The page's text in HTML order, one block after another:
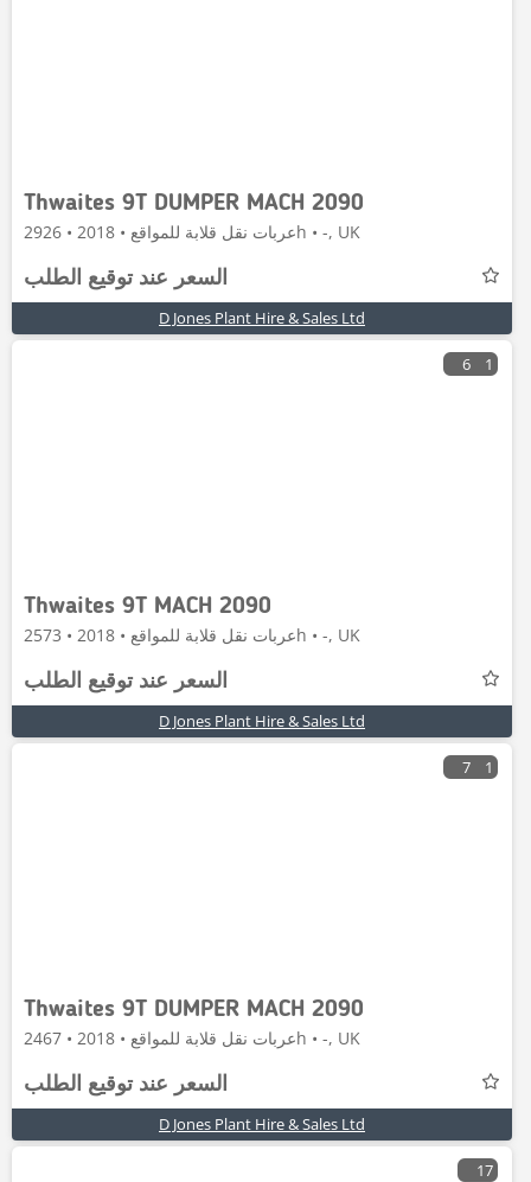
Thwaites 9T DUMPER MACH 2090
عربات نقل قلابة للمواقع • 2018 • 2926h • -, UK
السعر عند توقيع الطلب
D Jones Plant Hire & Sales Ltd
6 1
Thwaites 9T MACH 2090
عربات نقل قلابة للمواقع • 2018 • 2573h • -, UK
السعر عند توقيع الطلب
D Jones Plant Hire & Sales Ltd
7 1
Thwaites 9T DUMPER MACH 2090
عربات نقل قلابة للمواقع • 2018 • 2467h • -, UK
السعر عند توقيع الطلب
D Jones Plant Hire & Sales Ltd
17